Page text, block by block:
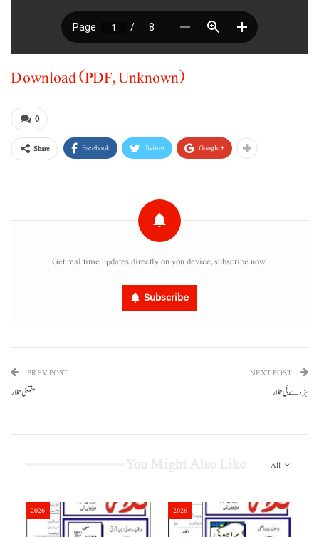
Download (PDF, Unknown)
0
Share Facebook Twitter Google+
Get real time updates directly on you device, subscribe now.
Subscribe
PREV POST
ہفتئی تلار
NEXT POST
ہڑدے ئی تلار
All
2026 2026